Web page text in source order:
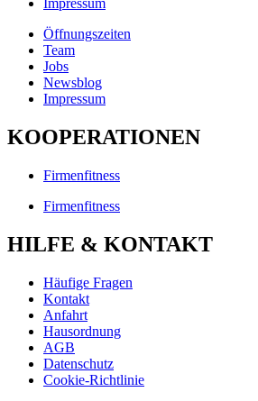
Impressum
Öffnungszeiten
Team
Jobs
Newsblog
Impressum
KOOPERATIONEN
Firmenfitness
Firmenfitness
HILFE & KONTAKT
Häufige Fragen
Kontakt
Anfahrt
Hausordnung
AGB
Datenschutz
Cookie-Richtlinie